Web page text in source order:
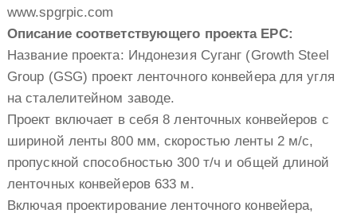
www.spgrpic.com
Описание соответствующего проекта EPC:
Название проекта: Индонезия Суганг (Growth Steel
Group (GSG) проект ленточного конвейера для угля
на сталелитейном заводе.
Проект включает в себя 8 ленточных конвейеров с
шириной ленты 800 мм, скоростью ленты 2 м/с,
пропускной способностью 300 т/ч и общей длиной
ленточных конвейеров 633 м.
Включая проектирование ленточного конвейера,